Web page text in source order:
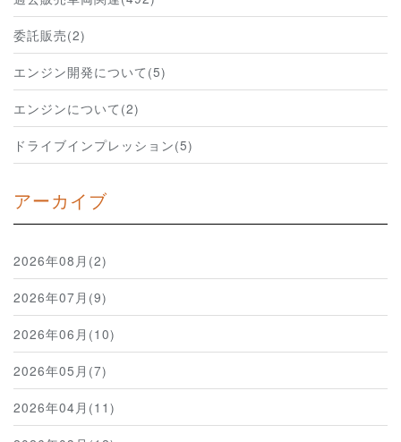
委託販売(2)
エンジン開発について(5)
エンジンについて(2)
ドライブインプレッション(5)
アーカイブ
2026年08月(2)
2026年07月(9)
2026年06月(10)
2026年05月(7)
2026年04月(11)